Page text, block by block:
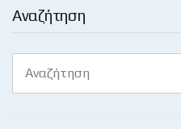
Αναζήτηση
for: